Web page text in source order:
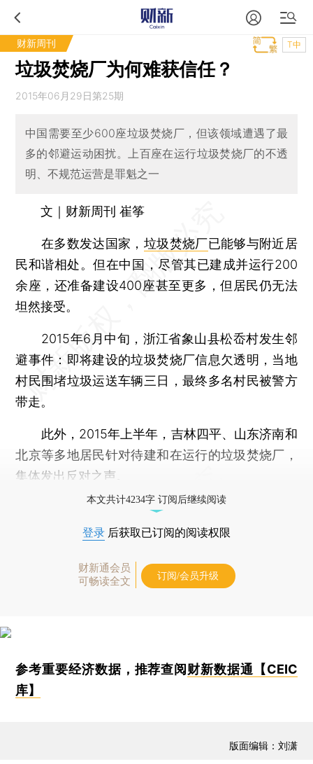
财新周刊 T中
垃圾焚烧厂为何难获信任？
2015年06月29日第25期
中国需要至少600座垃圾焚烧厂，但该领域遭遇了最
多的邻避运动困扰。上百座在运行垃圾焚烧厂的不透
明、不规范运营是罪魁之一
文｜财新周刊 崔筝
在多数发达国家， 垃圾焚烧厂已能够与附近居
民和谐相处。但在中国，尽管其已建成并运行200
余座，还准备建设400座甚至更多，但居民仍无法
坦然接受。
2015年6月中旬，浙江省象山县松岙村发生邻
避事件：即将建设的垃圾焚烧厂信息欠透明，当地
村民围堵垃圾运送车辆三日，最终多名村民被警方
带走。
此外，2015年上半年，吉林四平、山东济南和
北京等多地居民针对待建和在运行的垃圾焚烧厂，
集体发出反对之声。
本文共计4234字 订阅后继续阅读
登录 后获取已订阅的阅读权限
财新通会员
可畅读全文
订阅/会员升级
参考重要经济数据，推荐查阅 财新数据通【CEIC
库】
版面编辑：刘潇